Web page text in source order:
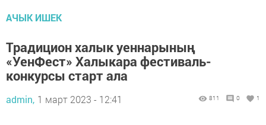
АЧЫК ИШЕК
Традицион халык уеннарының
«УенФест» Халыкара фестиваль-
конкурсы старт ала
admin, 1 март 2023 - 12:41 811 0 1